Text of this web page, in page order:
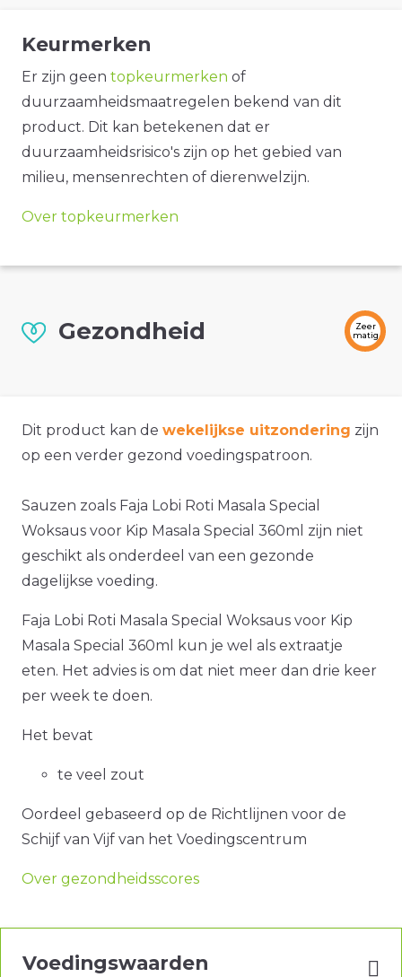
Keurmerken
Er zijn geen topkeurmerken of
duurzaamheidsmaatregelen bekend van dit
product. Dit kan betekenen dat er
duurzaamheidsrisico's zijn op het gebied van
milieu, mensenrechten of dierenwelzijn.
Over topkeurmerken
Gezondheid
Zeer
matig
Dit product kan de wekelijkse uitzondering zijn
op een verder gezond voedingspatroon.
Sauzen zoals Faja Lobi Roti Masala Special
Woksaus voor Kip Masala Special 360ml zijn niet
geschikt als onderdeel van een gezonde
dagelijkse voeding.
Faja Lobi Roti Masala Special Woksaus voor Kip
Masala Special 360ml kun je wel als extraatje
eten. Het advies is om dat niet meer dan drie keer
per week te doen.
Het bevat
te veel zout
Oordeel gebaseerd op de Richtlijnen voor de
Schijf van Vijf van het Voedingscentrum
Over gezondheidsscores
Voedingswaarden